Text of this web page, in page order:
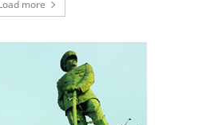
more